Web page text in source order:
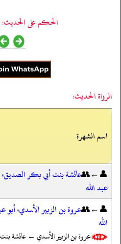
الحكم على الحديث:
الرواة الحديث:
اسم الشهرة
👤←👥عائشة بنت أبي بكر الصديق،
عبد الله
👤←👥عروة بن الزبير الأسدي، أبو
الله
عروة بن الزبير الأسدي ← عائشة بنت